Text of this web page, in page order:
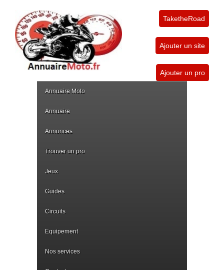
TaketheRoad
Ajouter un site
Ajouter un pro
Annuaire Moto
Annuaire
Annonces
Trouver un pro
Jeux
Guides
Circuits
Equipement
Nos services